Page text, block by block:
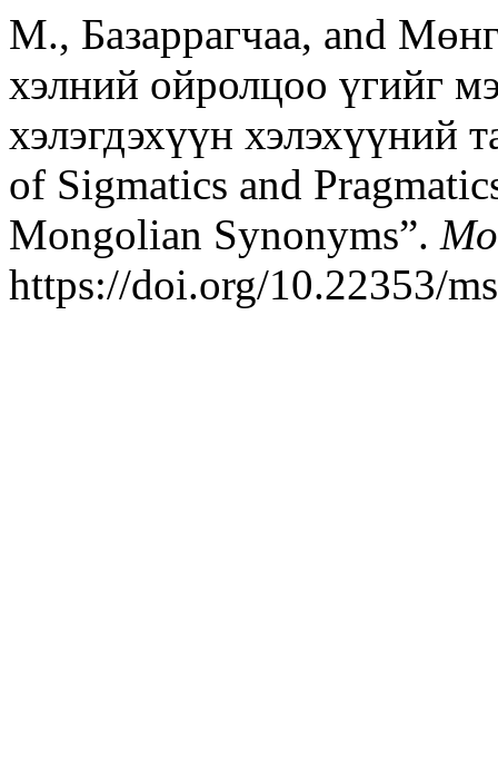
М., Базаррагчаа, and
хэлний ойролцоо үгийг
хэлэгдэхүүн хэлэхүүний
of Sigmatics and
Mongolian Synonyms”.
https://doi.org/10.22353/